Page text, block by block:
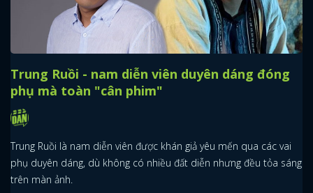
Trung Ruồi - nam diễn viên duyên dáng đóng
phụ mà toàn "cân phim"
Trung Ruồi là nam diễn viên được khán giả yêu mến qua các vai
phụ duyên dáng, dù không có nhiều đất diễn nhưng đều tỏa sáng
trên màn ảnh.